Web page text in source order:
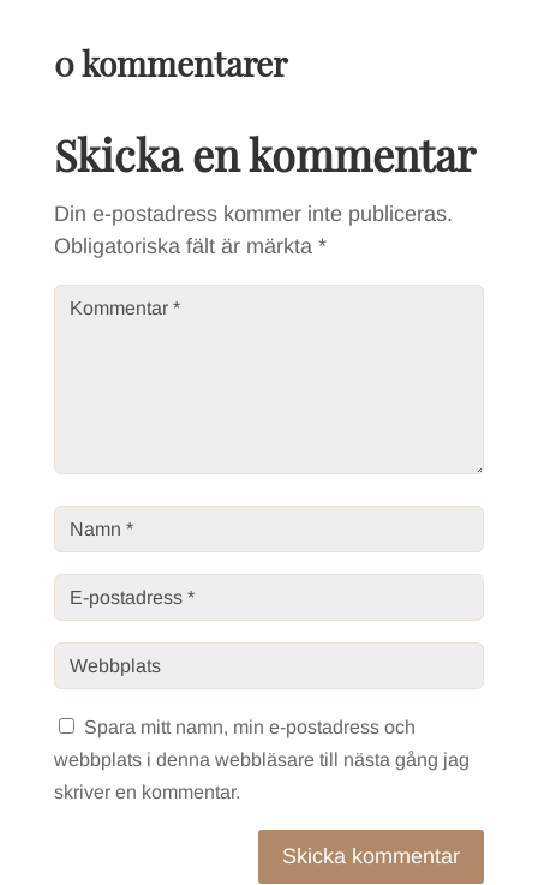
0 kommentarer
Skicka en kommentar
Din e-postadress kommer inte publiceras.
Obligatoriska fält är märkta *
Spara mitt namn, min e-postadress och
webbplats i denna webbläsare till nästa gång jag
skriver en kommentar.
Skicka kommentar